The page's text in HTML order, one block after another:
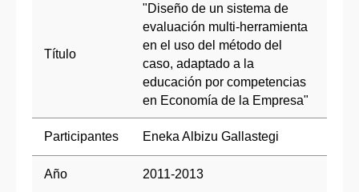
Título
"Diseño de un sistema de
evaluación multi-herramienta
en el uso del método del
caso, adaptado a la
educación por competencias
en Economía de la Empresa"
Participantes Eneka Albizu Gallastegi
Año 2011-2013